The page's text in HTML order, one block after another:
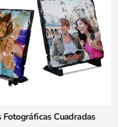
Fotográficas Cuadradas